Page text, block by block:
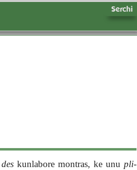
Serchi
deskunlabore montras, ke unupli-